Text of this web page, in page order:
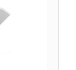
IoT pro
pro
–
NB i
pásma